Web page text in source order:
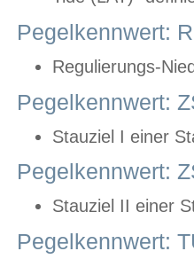
Pegelkennwert:
Regulierungs-
Pegelkennwert:
Stauziel I einer
Pegelkennwert:
Stauziel II einer
Pegelkennwert: